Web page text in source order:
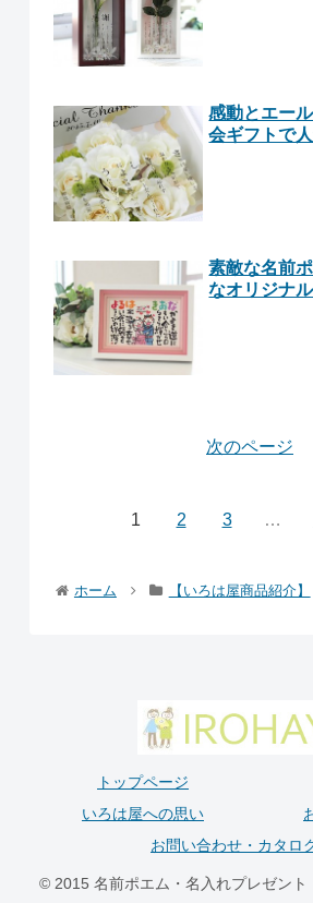
感動とエー
会ギフトで
素敵な名前
なオリジナ
次のページ
1 2 3 …
ホーム 【いろは屋商品紹介】
トップページ
いろは屋への思い
お問い合わせ・カタロ
© 2015 名前ポエム・名入れプレゼント